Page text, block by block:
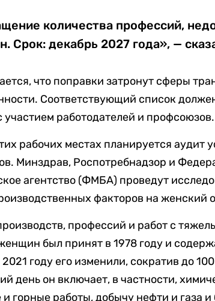
количества профессий,
Срок: декабрь 2027 года», —
что поправки затронут сферы
Соответствующий список
участием работодателей и профсоюзов.
рабочих местах планируется аудит
Минздрав, Роспотребнадзор и
агентство (ФМБА) проведут
факторов на женский
профессий и работ с
был принят в 1978 году и
году его изменили, сократив до
день он включает, в частности,
горные работы, добычу нефти и газа